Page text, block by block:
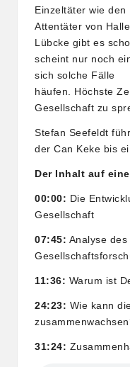
Einzeltäter wie den
Attentäter von
Lübcke gibt es
scheint nur noch
sich solche Fälle
häufen. Höchste
Gesellschaft zu
Stefan Seefeldt
der Can Keke bis
Der Inhalt auf
00:00: Die
Gesellschaft
07:45: Analyse
11:36: Warum ist
24:23: Wie kann
31:24: